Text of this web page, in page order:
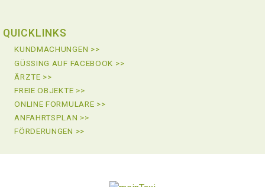
QUICKLINKS
KUNDMACHUNGEN >>
GÜSSING AUF FACEBOOK >>
ÄRZTE >>
FREIE OBJEKTE >>
ONLINE FORMULARE >>
ANFAHRTSPLAN >>
FÖRDERUNGEN >>